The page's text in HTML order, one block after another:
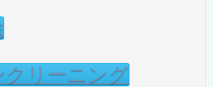
クリーニング